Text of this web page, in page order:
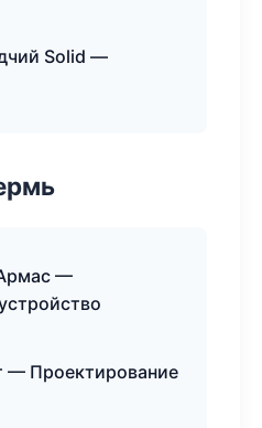
Solid —
—
— Проектирование